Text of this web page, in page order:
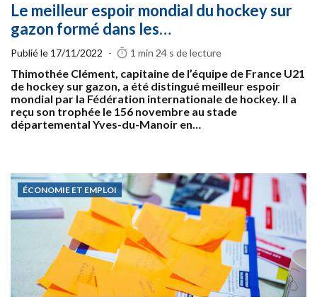
Le meilleur espoir mondial du hockey sur
gazon formé dans les…
Publié le 17/11/2022 - 1 min 24 s de lecture
Thimothée Clément, capitaine de l’équipe de France U21
de hockey sur gazon, a été distingué meilleur espoir
mondial par la Fédération internationale de hockey. Il a
reçu son trophée le 156 novembre au stade
départemental Yves-du-Manoir en…
ÉCONOMIE ET EMPLOI